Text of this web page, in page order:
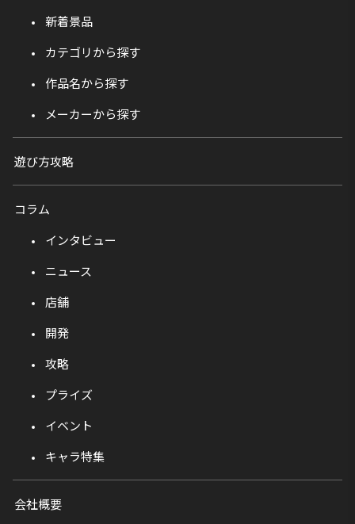
新着景品
カテゴリから探す
作品名から探す
メーカーから探す
遊び方攻略
コラム
インタビュー
ニュース
店舗
開発
攻略
プライズ
イベント
キャラ特集
会社概要